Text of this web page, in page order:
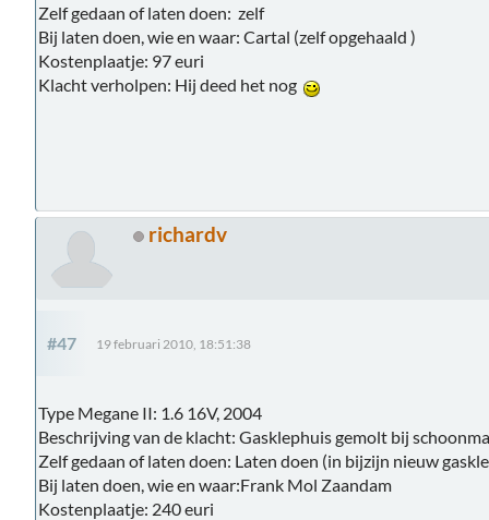
Zelf gedaan of laten doen: zelf
Bij laten doen, wie en waar: Cartal (zelf opgehaald )
Kostenplaatje: 97 euri
Klacht verholpen: Hij deed het nog
richardv
#47 19 februari 2010, 18:51:38
Type Megane II: 1.6 16V, 2004
Beschrijving van de klacht: Gasklephuis gemolt bij
Zelf gedaan of laten doen: Laten doen (in bijzijn nieuw
Bij laten doen, wie en waar:Frank Mol Zaandam
Kostenplaatje: 240 euri